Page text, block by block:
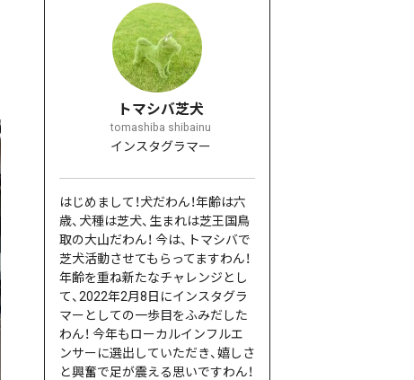
トマシバ芝犬
tomashiba shibainu
インスタグラマー
はじめまして！犬だわん！年齢は六
歳、犬種は芝犬、生まれは芝王国鳥
取の大山だわん！ 今は、トマシバで
芝犬活動させてもらってますわん！
年齢を重ね新たなチャレンジとし
て、2022年2月8日にインスタグラ
マーとしての一歩目をふみだした
わん！ 今年もローカルインフルエ
ンサーに選出していただき、嬉しさ
と興奮で足が震える思いですわん！